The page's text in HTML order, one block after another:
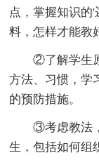
点，掌握知识的
料，怎样才能教
②了解学生
方法、习惯，学
的预防措施。
③考虑教法
生，包括如何组